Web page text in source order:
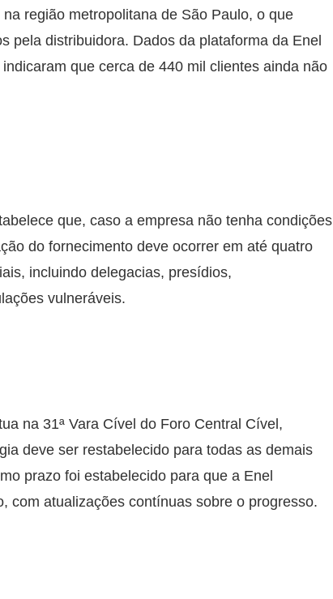
região metropolitana de São Paulo, o que
pela distribuidora. Dados da plataforma da Enel
que cerca de 440 mil clientes ainda não
que, caso a empresa não tenha condições
do fornecimento deve ocorrer em até quatro
incluindo delegacias, presídios,
vulneráveis.
na 31ª Vara Cível do Foro Central Cível,
deve ser restabelecido para todas as demais
prazo foi estabelecido para que a Enel
com atualizações contínuas sobre o progresso.